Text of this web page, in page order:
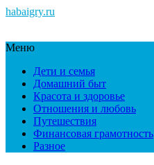
habaigry.ru
Меню
Дети и семья
Домашний быт
Красота и здоровье
Отношения и любовь
Путешествия
Финансовая грамотность
Разное